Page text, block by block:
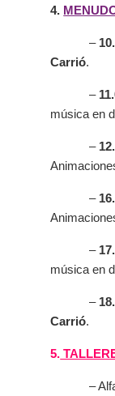
4.
–
Carrió.
–
música en
–
–
–
música en
–
Carrió.
5.
–